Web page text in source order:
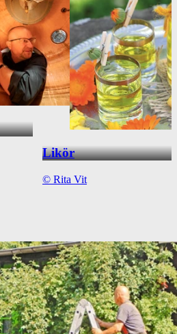
Likör
© Rita Vit